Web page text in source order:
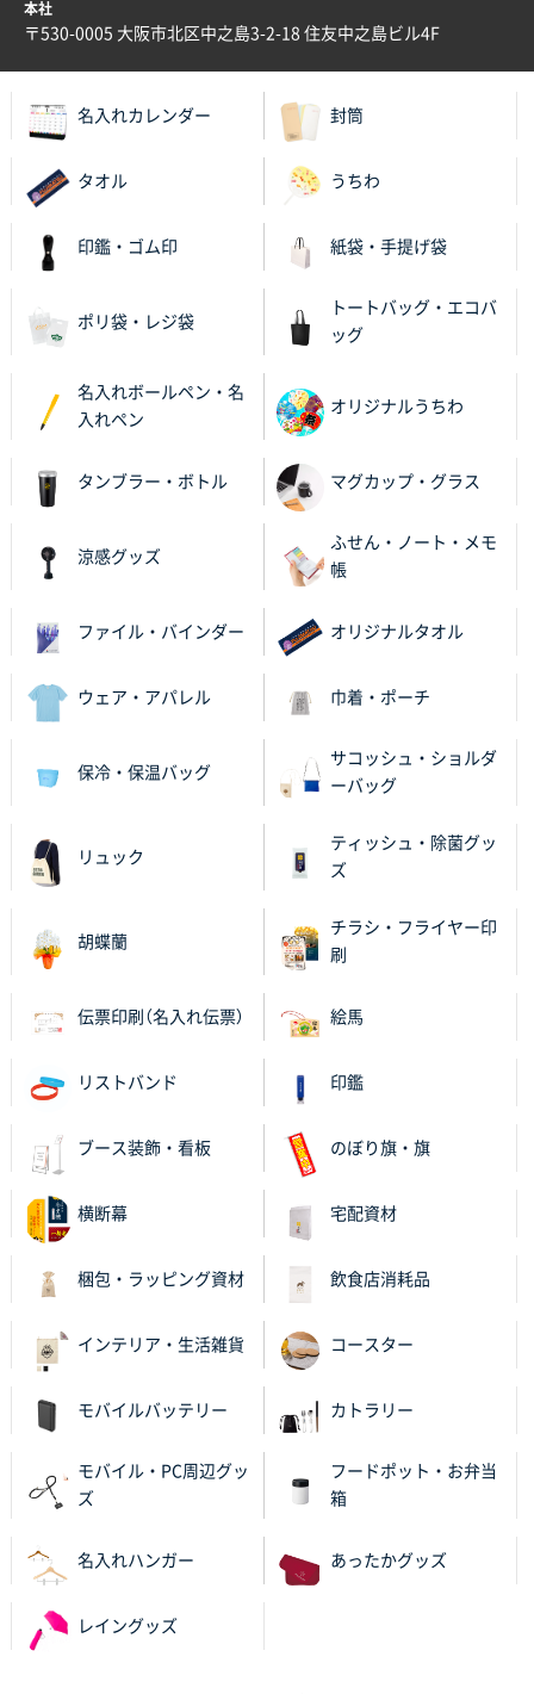
他部署のスタッフからの指示
A4箔押し名入れクリアファイル
300枚
以前発注しているので、データが残っている点が良か
栃木県M社様
ビオトープデスクメモ100P
2025年11月25日 16:41
茨城県G社様
uni ジェットストリーム 05300枚
何度か注文していて、満足していたから
神奈川県のお客様
のし文言が変更できたのと価格。
千葉県M社様
ワンポイント箔押し紙袋 Sサイズ(A5対応)
営業ご担当者さまより、ご丁寧なサポートをいただ
き、他のネット印刷サービスよりも安心して購入まで
3000枚
2025年11月06日 14:21
昨年利用した時に、納期と金額面でかなり業者さんを
納期がギリギリだったにも関わらず、丁寧に対応して
頂きました。 今回も無理を言っておりますが、丁寧な
対応を頂いており助かっております。
和歌山県S社様
レギュラーのぼり（W600mm×H1800mm）
大分県Y社様
2025年10月28日 17:10
ワンポイントポリ袋 A4サイズ
ワンポイントポリ袋 A4サイズ
2025年10月16日 11:34
本社
〒530-0005 大阪市北区中之島3-2-18 住友中之島ビル4F
名入れカレンダー 封筒
タオル うちわ
印鑑・ゴム印 紙袋・手提げ袋
ポリ袋・レジ袋
トートバッグ・エコバ
ッグ
名入れボールペン・名
入れペン
オリジナルうちわ
タンブラー・ボトル マグカップ・グラス
涼感グッズ
ふせん・ノート・メモ
帳
ファイル・バインダー オリジナルタオル
ウェア・アパレル 巾着・ポーチ
保冷・保温バッグ
サコッシュ・ショルダ
ーバッグ
リュック
ティッシュ・除菌グッ
ズ
胡蝶蘭
チラシ・フライヤー印
刷
伝票印刷（名入れ伝票） 絵馬
リストバンド 印鑑
ブース装飾・看板 のぼり旗・旗
横断幕 宅配資材
梱包・ラッピング資材 飲食店消耗品
インテリア・生活雑貨 コースター
モバイルバッテリー カトラリー
モバイル・PC周辺グッ
ズ
フードポット・お弁当
箱
名入れハンガー あったかグッズ
レイングッズ